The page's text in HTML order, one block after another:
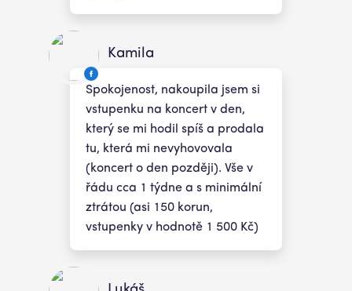
Kamila
Spokojenost, nakoupila jsem si
vstupenku na koncert v den,
který se mi hodil spíš a prodala
tu, která mi nevyhovovala
(koncert o den později). Vše v
řádu cca 1 týdne a s minimální
ztrátou (asi 150 korun,
vstupenky v hodnotě 1 500 Kč)